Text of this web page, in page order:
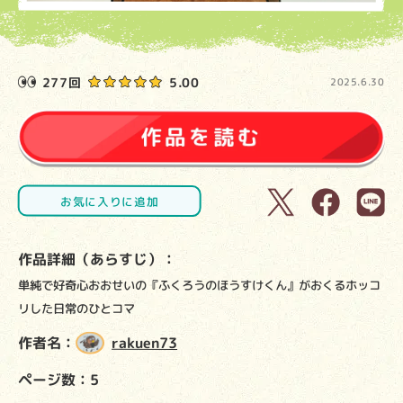
277回 5.00 2025.6.30
お気に入りに追加
作品詳細（あらすじ）：
単純で好奇心おおせいの『ふくろうのほうすけくん』がおくるホッコ
リした日常のひとコマ
作者名： rakuen73
ページ数：5